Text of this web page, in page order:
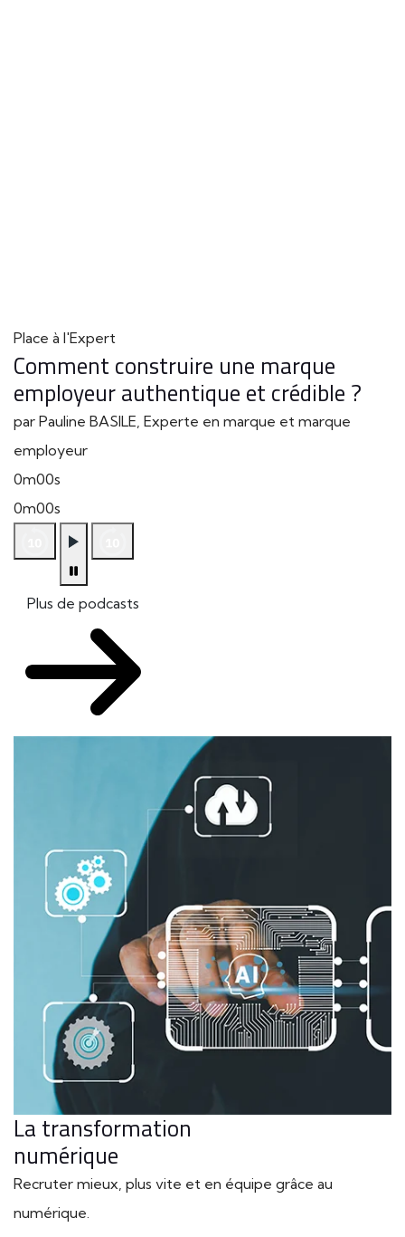
Place à l'Expert
Comment construire une marque
employeur authentique et crédible ?
par Pauline BASILE, Experte en marque et marque
employeur
0m00s
0m00s
Plus de podcasts
La transformation
numérique
Recruter mieux, plus vite et en équipe grâce au
numérique.